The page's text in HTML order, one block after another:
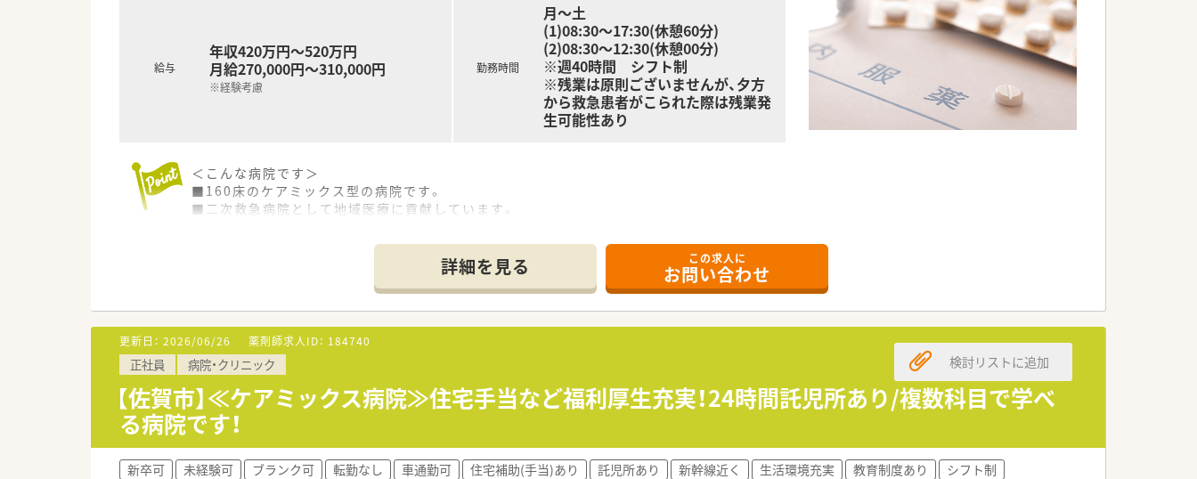
給与
年収420万円～520万円
月給270,000円～310,000円
※経験考慮
勤務時間
月～土
(1)08:30～17:30(休憩60分)
(2)08:30～12:30(休憩00分)
※週40時間 シフト制
※残業は原則ございませんが、夕方
から救急患者がこられた際は残業発
生可能性あり
＜こんな病院です＞
■160床のケアミックス型の病院です。
■二次救急病院として地域医療に貢献しています。
■24時間対応の保育所の設置などお子さんの成長により変化するライフスタイルに応じた勤務形態の相談も可能です。
■テニスサークルやソフトボールサークル、サガン鳥栖とスポンサー契約も行っており、試合チケットの購入割引などの福利厚生も充実
■循環器内科、腎臓内科、肝・消化器内科などの専門スキルを学ぶことができる環境です。
■入院患者さんの調剤をメインに業務を行って頂きます。4名の薬剤師と2名の補助の方が在籍しています。
■病棟業務あり！幅広い経験を積むことができます。
■夜勤はなく、の日勤勤務で働けるので体力的にも長く続けやすい環境です。
■無料駐車場もあり、マイカー通勤もラクラクです。
詳細を見る この求人に
お問い合わせ
更新日： 2026/06/26 薬剤師求人ID： 184740
正社員 病院・クリニック
【佐賀市】≪ケアミックス病院≫住宅手当など福利厚生充実！24時間託児所あり/複数科目で学べ
る病院です！
検討リストに追加
新卒可 未経験可 ブランク可 転勤なし 車通勤可 住宅補助(手当)あり 託児所あり 新幹線近く 生活環境充実 教育制度あり
シフト制